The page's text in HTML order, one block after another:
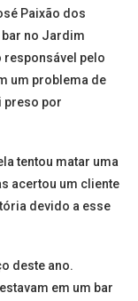
Paixão dos
bar no Jardim
responsável pelo
um problema de
preso por
tentou matar uma
acertou um cliente
devido a esse
deste ano.
em um bar